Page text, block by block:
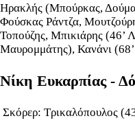
Ηρακλής (Μπούρκας,
Φούσκας Ράντζα,
Τοπούζης, Μπικιάρης (46’
Μαυρομμάτης), Κανάνι
Νίκη Ευκαρπίας -
Σκόρερ: Τρικαλόπουλος